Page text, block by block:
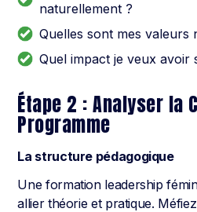
naturellement ?
Quelles sont mes valeurs
Quel impact je veux avoir
Étape 2 : Analyser la
Programme
La structure pédagogique
Une formation leadership
allier théorie et pratique.